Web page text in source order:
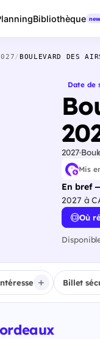
Bibliothèque new
/BOULEVARD DES
Date de
2027
Mis
En bref
2027 à
Où
Billet